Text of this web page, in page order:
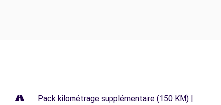
Pack kilométrage supplémentaire (150 KM) |